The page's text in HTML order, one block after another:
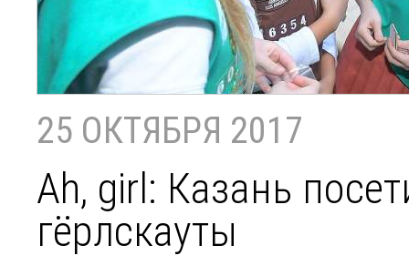
25 ОКТЯБРЯ 2017
Ah, girl: Казань
гёрлскауты